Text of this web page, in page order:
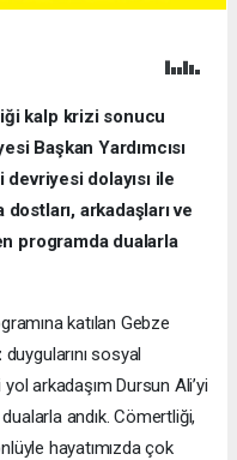
kalp krizi sonucu
Başkan Yardımcısı
dolayısı ile
arkadaşları ve
programda dualarla
katılan Gebze
duygularını sosyal
arkadaşım Dursun Ali’yi
dualarla andık. Cömertliği,
hayatımızda çok